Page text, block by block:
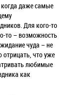
даже самые
Для кого-то
то – возможность
чуда – не
что уже
любимые
как